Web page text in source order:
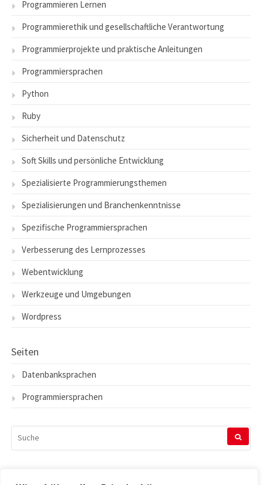
Programmieren Lernen
Programmierethik und gesellschaftliche Verantwortung
Programmierprojekte und praktische Anleitungen
Programmiersprachen
Python
Ruby
Sicherheit und Datenschutz
Soft Skills und persönliche Entwicklung
Spezialisierte Programmierungsthemen
Spezialisierungen und Branchenkenntnisse
Spezifische Programmiersprachen
Verbesserung des Lernprozesses
Webentwicklung
Werkzeuge und Umgebungen
Wordpress
Seiten
Datenbanksprachen
Programmiersprachen
NACH: